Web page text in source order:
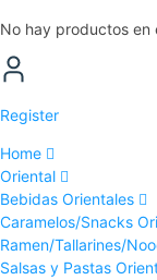
No hay productos en
Register
Home
Oriental
Bebidas Orientales
Caramelos/Snacks
Ramen/Tallarines/
Salsas y Pastas